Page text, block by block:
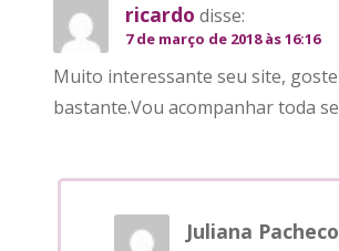
ricardo disse:
7 de março de 2018 às 16:16
Muito interessante seu site,
bastante.Vou acompanhar toda
Juliana Pacheco